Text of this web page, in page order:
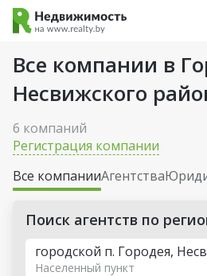
Все компании в
Несвижского
6 компаний
Регистрация компании
Все компанииАгентства
Поиск агентств по
городской п. Городея,
Населенный пункт